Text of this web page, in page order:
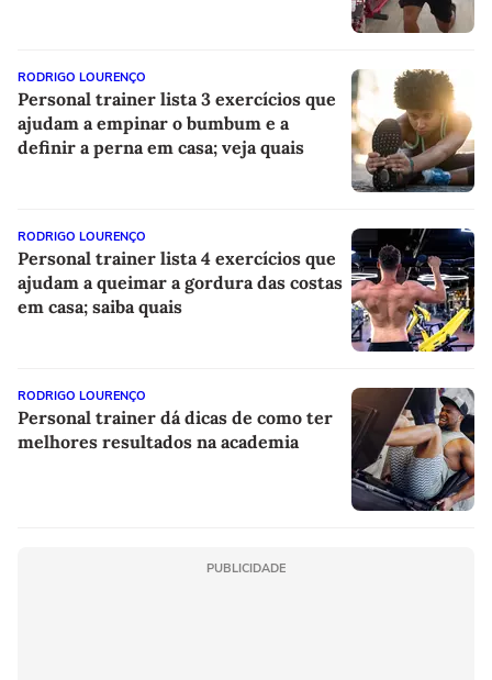
RODRIGO LOURENÇO
Personal trainer lista 3 exercícios que
ajudam a empinar o bumbum e a
definir a perna em casa; veja quais
RODRIGO LOURENÇO
Personal trainer lista 4 exercícios que
ajudam a queimar a gordura das costas
em casa; saiba quais
RODRIGO LOURENÇO
Personal trainer dá dicas de como ter
melhores resultados na academia
PUBLICIDADE